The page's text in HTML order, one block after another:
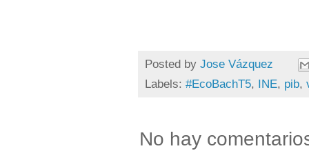
Posted by Jose Vázquez
Labels: #EcoBachT5, INE, pib,
No hay